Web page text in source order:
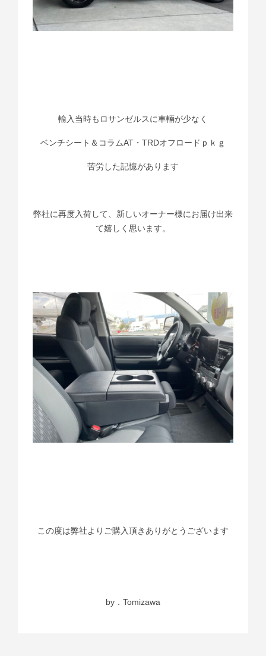
輸入当時もロサンゼルスに車輛が少なく
ベンチシート＆コラムAT・TRDオフロードｐｋｇ
苦労した記憶があります
弊社に再度入荷して、新しいオーナー様にお届け出来
て嬉しく思います。
この度は弊社よりご購入頂きありがとうございます
by．Tomizawa